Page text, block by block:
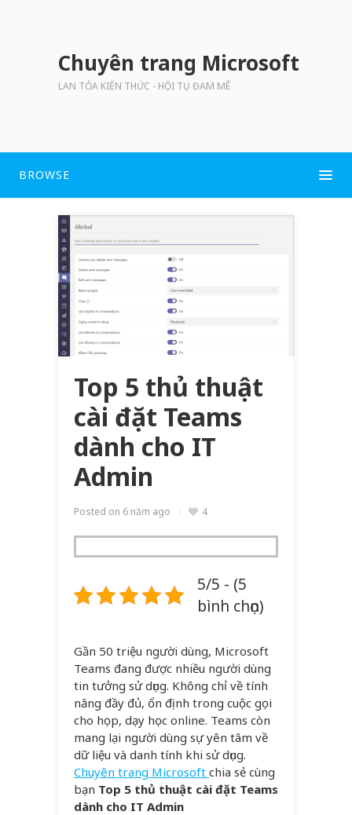
Chuyên trang Microsoft
LAN TỎA KIẾN THỨC - HỘI TỤ ĐAM MÊ
BROWSE
Top 5 thủ thuật
cài đặt Teams
dành cho IT
Admin
Posted on 6 năm ago 4
5/5 - (5
bình chọn)
Gần 50 triệu người dùng, Microsoft
Teams đang được nhiều người dùng
tin tưởng sử dụng. Không chỉ về tính
năng đầy đủ, ổn định trong cuộc gọi
cho họp, dạy học online. Teams còn
mang lại người dùng sự yên tâm về
dữ liệu và danh tính khi sử dụng.
Chuyên trang Microsoft chia sẻ cùng
bạn Top 5 thủ thuật cài đặt Teams
dành cho IT Admin